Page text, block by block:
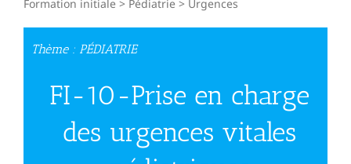
Formation initiale > Pédiatrie > Urgences
Thème : PÉDIATRIE
FI-10-Prise en charge
des urgences vitales